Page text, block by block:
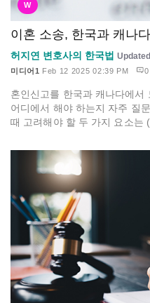
W
이혼 소송, 한국과 캐나
허지연 변호사의 한국법
미디어1 Feb 12 2025 02:39 PM 0
혼인신고를 한국과 캐나다에서
어디에서 해야 하는지 자주 질
때 고려해야 할 두 가지 요소는